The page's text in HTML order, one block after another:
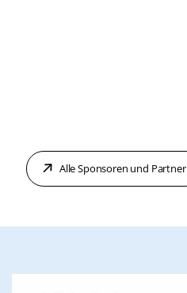
Alle Sponsoren und Partner